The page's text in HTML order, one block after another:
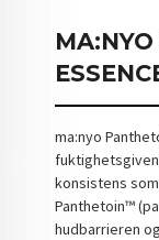
ma:nyo
konsistens
Panthetoin™
hudbarrieren